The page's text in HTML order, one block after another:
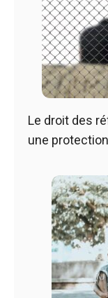
Le droit des
une